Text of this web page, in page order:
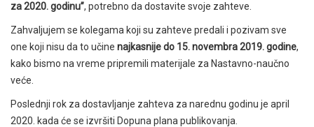
za2020. godinu”, potrebno da dostavite svoje zahteve.
Zahvaljujem se kolegama koji su zahteve predali i pozivam sve
one koji nisu da to učine najkasnije do 15. novembra 2019. godine,
kako bismo na vreme pripremili materijale za Nastavno-naučno
veće.
Poslednji rok za dostavljanje zahteva za narednu godinu je april
2020. kada će se izvršiti Dopuna plana publikovanja.